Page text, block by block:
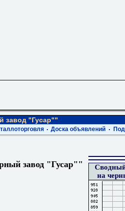
завод "Гусар""
Доска объявлений
завод "Гусар""
на